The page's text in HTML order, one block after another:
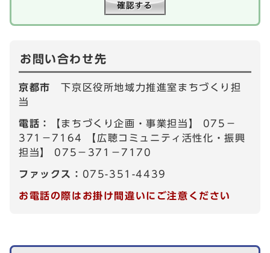
お問い合わせ先
京都市下京区役所地域力推進室まちづくり担
当
電話：
【まちづくり企画・事業担当】 075－
371－7164 【広聴コミュニティ活性化・振興
担当】 075－371－7170
ファックス： 075-351-4439
お電話の際はお掛け間違いにご注意ください